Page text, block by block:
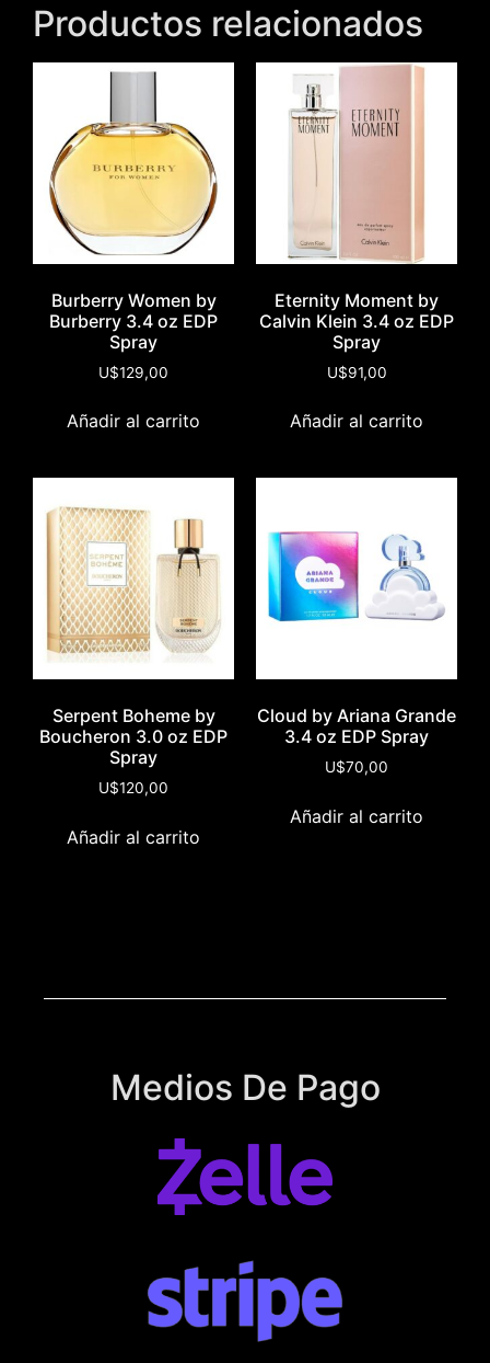
Productos relacionados
Burberry Women by
Burberry 3.4 oz EDP
Spray
U$129,00
Añadir al carrito
Eternity Moment by
Calvin Klein 3.4 oz EDP
Spray
U$91,00
Añadir al carrito
Serpent Boheme by
Boucheron 3.0 oz EDP
Spray
U$120,00
Añadir al carrito
Cloud by Ariana Grande
3.4 oz EDP Spray
U$70,00
Añadir al carrito
Medios De Pago